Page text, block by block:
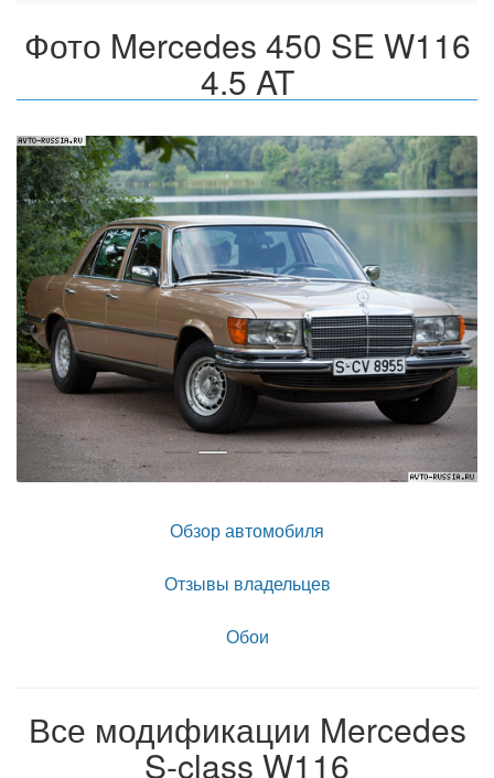
Фото Mercedes 450 SE W116
4.5 AT
Назад
Обзор автомобиля
Отзывы владельцев
Обои
Все модификации Mercedes
S-class W116